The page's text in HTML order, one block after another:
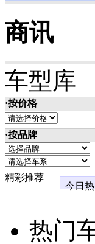
商讯
车型库
·按价格
·按品牌
精彩推荐
今日
热门